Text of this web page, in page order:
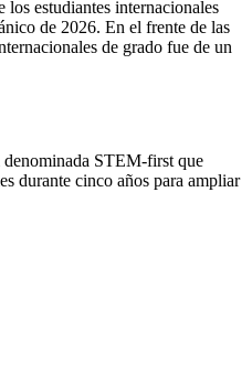
los estudiantes internacionales
de 2026. En el frente de las
de grado fue de un
STEM‑first que
durante cinco años para ampliar